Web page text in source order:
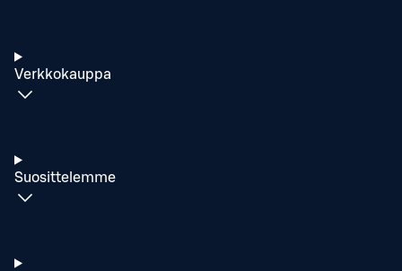
Verkkokauppa
Suosittelemme